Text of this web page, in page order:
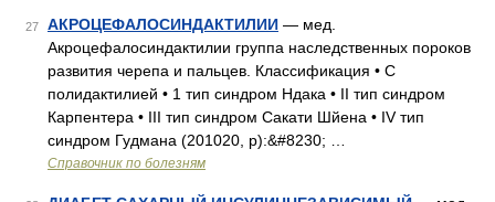
27 АКРОЦЕФАЛОСИНДАКТИЛИИ — мед.
Акроцефалосиндактилии группа наследственных пороков
развития черепа и пальцев. Классификация • С
полидактилией • 1 тип синдром Ндака • II тип синдром
Карпентера • III тип синдром Сакати Шйена • IV тип
синдром Гудмана (201020, р):&#8230; …
Справочник по болезням